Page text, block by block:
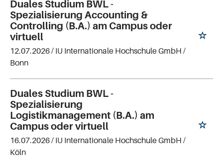
Duales Studium BWL -
Spezialisierung Accounting &
Controlling (B.A.) am Campus oder
virtuell
12.07.2026 / IU Internationale Hochschule GmbH /
Bonn
Duales Studium BWL -
Spezialisierung
Logistikmanagement (B.A.) am
Campus oder virtuell
16.07.2026 / IU Internationale Hochschule GmbH /
Köln